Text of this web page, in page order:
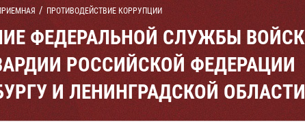
ПРОТИВОДЕЙСТВИЕ КОРРУПЦИИ
ФЕДЕРАЛЬНОЙ СЛУЖБЫ ВОЙСК
РОССИЙСКОЙ ФЕДЕРАЦИИ
И ЛЕНИНГРАДСКОЙ ОБЛАСТИ